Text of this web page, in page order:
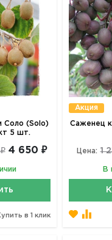
Соло (Solo)
5 шт.
4 650 ₽
в 1 клик
Акция
Саженец
Цена: 1
В